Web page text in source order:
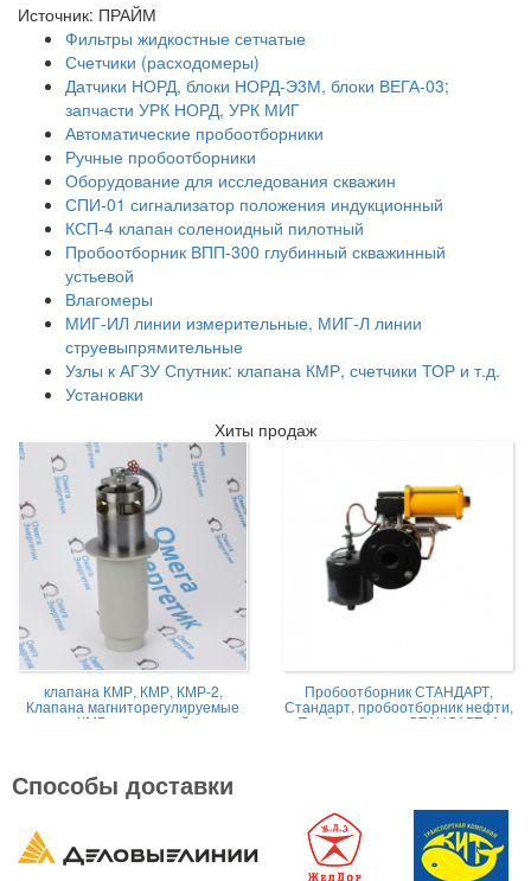
Источник: ПРАЙМ
Фильтры жидкостные сетчатые
Счетчики (расходомеры)
Датчики НОРД, блоки НОРД-Э3М, блоки ВЕГА-03;
запчасти УРК НОРД, УРК МИГ
Автоматические пробоотборники
Ручные пробоотборники
Оборудование для исследования скважин
СПИ-01 сигнализатор положения индукционный
КСП-4 клапан соленоидный пилотный
Пробоотборник ВПП-300 глубинный скважинный
устьевой
Влагомеры
МИГ-ИЛ линии измерительные, МИГ-Л линии
струевыпрямительные
Узлы к АГЗУ Спутник: клапана КМР, счетчики ТОР и т.д.
Установки
Хиты продаж
клапана КМР, КМР, КМР-2,
Клапана магниторегулируемые
КМР жидкостной
Пробоотборник СТАНДАРТ,
Стандарт, пробоотборник нефти,
Пробоотборник СТАНДАРТ -А
Способы доставки